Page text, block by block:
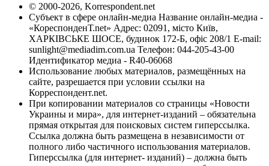
© 2000-2026, Korrespondent.net
Субъект в сфере онлайн-медиа Название онлайн-медиа -
«КореспонденТ.net» Адрес: 02091, місто Київ,
ХАРКІВСЬКЕ ШОСЕ, будинок 172-Б, офіс 208/1 E-mail:
sunlight@mediadim.com.ua Телефон: 044-205-43-00
Идентификатор медиа - R40-06068
Использование любых материалов, размещённых на
сайте, разрешается при условии ссылки на
Корреспондент.net.
При копировании материалов со страницы «Новости
Украины и мира», для интернет-изданий – обязательна
прямая открытая для поисковых систем гиперссылка.
Ссылка должна быть размещена в независимости от
полного либо частичного использования материалов.
Гиперссылка (для интернет- изданий) – должна быть